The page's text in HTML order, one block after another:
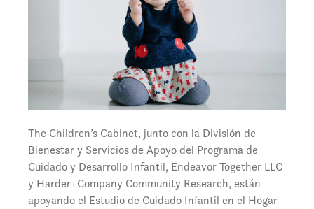
The Children’s Cabinet, junto con la División de
Bienestar y Servicios de Apoyo del Programa de
Cuidado y Desarrollo Infantil, Endeavor Together LLC
y Harder+Company Community Research, están
apoyando el Estudio de Cuidado Infantil en el Hogar